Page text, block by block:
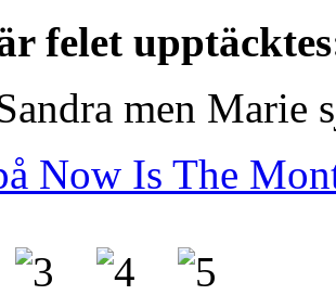
felet
men Marie
Now Is The